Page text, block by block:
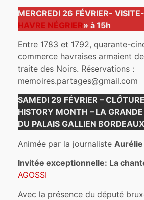
MERCREDI 26 FÉVRIER-
HAVRE NÉGRIER» à 15h
Entre 1783 et 1792, quarante-
commerce havraises armaient
traite des Noirs. Réservations :
memoires.partages@gmail.com
SAMEDI 29 FÉVRIER – CLÔ
HISTORY MONTH – LA
DU PALAIS GALLIEN
Animée par la journaliste
Invitée exceptionnelle: La
AGOSSI
Avec la présence du député